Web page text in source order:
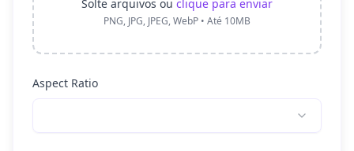
Solte arquivos ou clique para enviar
PNG, JPG, JPEG, WebP • Até 10MB
Aspect Ratio